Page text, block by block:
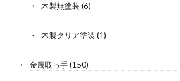
木製無塗装 (6)
木製クリア塗装 (1)
金属取っ手(150)